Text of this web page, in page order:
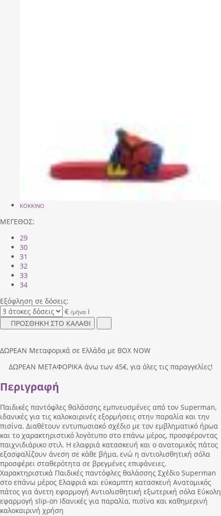
ΚΟΚΚΙΝΟ
ΜΕΓΕΘΟΣ:
29
30
31
32
33
34
Εξόφληση σε δόσεις:
€ /μήνα i
ΠΡΟΣΘΗΚΗ ΣΤΟ ΚΑΛΑΘΙ
ΔΩΡΕΑΝ Μεταφορικά σε Ελλάδα με BOX NOW
ΔΩΡΕΑΝ ΜΕΤΑΦΟΡΙΚΑ άνω των 45€, για όλες τις παραγγελίες!
Περιγραφή
Παιδικές παντόφλες θαλάσσης εμπνευσμένες από τον Superman,
ιδανικές για τις καλοκαιρινές εξορμήσεις στην παραλία και την
πισίνα. Διαθέτουν εντυπωσιακό σχέδιο με τον εμβληματικό ήρωα
και το χαρακτηριστικό λογότυπο στο επάνω μέρος, προσφέροντας
παιχνιδιάρικο στιλ. Η ελαφριά κατασκευή και ο ανατομικός πάτος
εξασφαλίζουν άνεση σε κάθε βήμα, ενώ η αντιολισθητική σόλα
προσφέρει σταθερότητα σε βρεγμένες επιφάνειες.
Χαρακτηριστικά Παιδικές παντόφλες θαλάσσης Σχέδιο Superman
στο επάνω μέρος Ελαφριά και εύκαμπτη κατασκευή Ανατομικός
πάτος για άνετη εφαρμογή Αντιολισθητική εξωτερική σόλα Εύκολη
εφαρμογή slip-on Ιδανικές για παραλία, πισίνα και καθημερινή
καλοκαιρινή χρήση